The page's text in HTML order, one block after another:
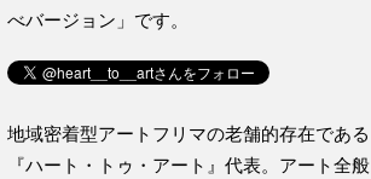
べバージョン」です。
地域密着型アートフリマの老舗的存在である
『ハート・トゥ・アート』代表。アート全般